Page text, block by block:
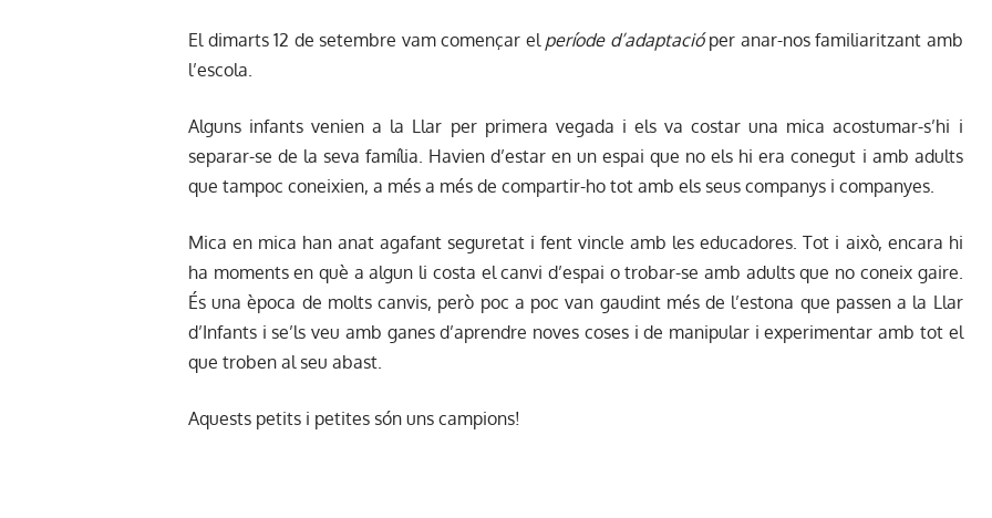
El dimarts 12 de setembre vam començar el període d’adaptacióper anar-nos familiaritzant amb
l’escola.
Alguns infants venien a la Llar per primera vegada i els va costar una mica acostumar-s’hi i
separar-se de la seva família. Havien d’estar en un espai que no els hi era conegut i amb adults
que tampoc coneixien, a més a més de compartir-ho tot amb els seus companys i companyes.
Mica en mica han anat agafant seguretat i fent vincle amb les educadores. Tot i això, encara hi
ha moments en què a algun li costa el canvi d’espai o trobar-se amb adults que no coneix gaire.
És una època de molts canvis, però poc a poc van gaudint més de l’estona que passen a la Llar
d’Infants i se’ls veu amb ganes d’aprendre noves coses i de manipular i experimentar amb tot el
que troben al seu abast.
Aquests petits i petites són uns campions!